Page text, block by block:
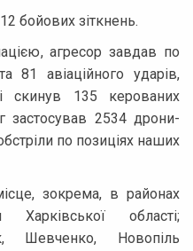
бойових зіткнень.
агресор завдав по
81 авіаційного ударів,
скинув 135 керованих
застосував 2534 дрони-
по позиціях наших
зокрема, в районах
області;
Шевченко, Новопіль